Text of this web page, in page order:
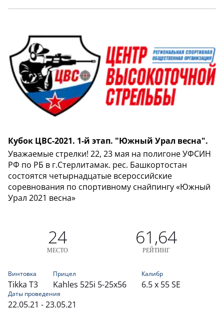
Кубок ЦВС-2021. 1-й этап. "Южный Урал весна".
Уважаемые стрелки! 22, 23 мая на полигоне УФСИН
РФ по РБ в г.Стерлитамак. рес. Башкортостан
состоятся четырнадцатые всероссийские
соревнования по спортивному снайпингу «Южный
Урал 2021 весна»
24
МЕСТО
61,64
РЕЙТИНГ
Винтовка
Tikka T3
Прицел
Kahles 525i 5-25x56
Калибр
6.5 x 55 SE
Даты проведения
22.05.21 - 23.05.21